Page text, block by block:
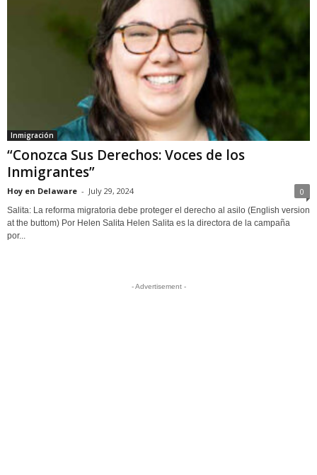
Inmigración
“Conozca Sus Derechos: Voces de los
Inmigrantes”
Hoy en Delaware - July 29, 2024 0
Salita: La reforma migratoria debe proteger el derecho al asilo (English version
at the buttom) Por Helen Salita Helen Salita es la directora de la campaña
por...
- Advertisement -